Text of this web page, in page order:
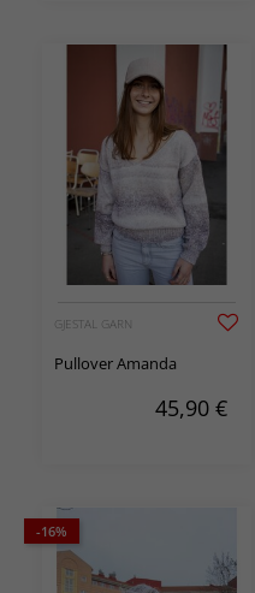
GJESTAL GARN
Pullover Amanda
45,90 €
-16%